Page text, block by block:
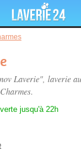
Laverie", laverie
jusqu'à 22h